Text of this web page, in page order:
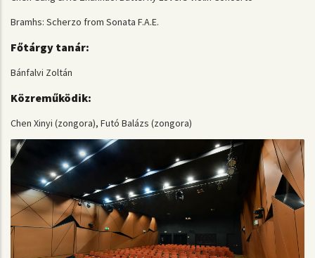
Bramhs: Scherzo from Sonata F.A.E.
Főtárgy tanár:
Bánfalvi Zoltán
Közreműködik:
Chen Xinyi (zongora), Futó Balázs (zongora)